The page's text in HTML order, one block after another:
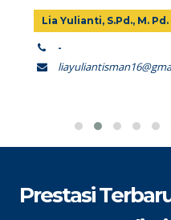
Lia Yulianti, S.Pd., M. Pd.
-
Prestasi